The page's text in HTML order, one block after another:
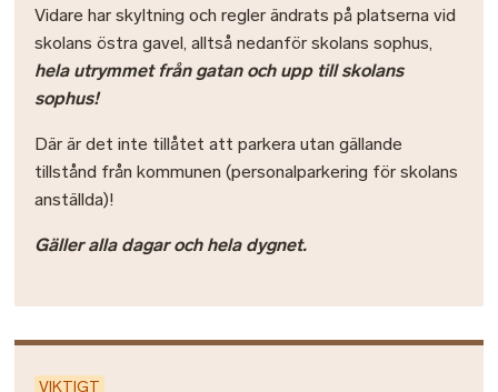
Vidare har skyltning och regler ändrats på platserna vid
skolans östra gavel, alltså nedanför skolans sophus,
hela utrymmet från gatan och upp till skolans
sophus!
Där är det inte tillåtet att parkera utan gällande
tillstånd från kommunen (personalparkering för skolans
anställda)!
Gäller alla dagar och hela dygnet.
VIKTIGT